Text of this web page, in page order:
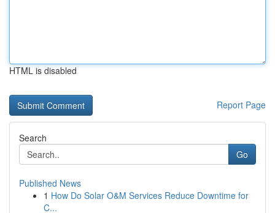
HTML is disabled
Report Page
Search
Go
Published News
1 How Do Solar O&M Services Reduce Downtime for
C...